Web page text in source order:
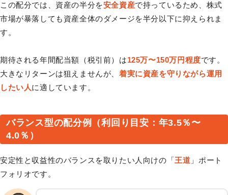
この配分では、資産の半分を安全資産で持っているため、株式
市場が暴落しても資産全体のダメージを半分以下に抑えられま
す。
期待される年間配当額（税引前）は125万〜150万円程度です。
大きなリターンは狙えませんが、 着実に資産を守りながら運用
したい人に適しています。
バランス型の配分例（利回り目安：年3.5％〜
4.0％）
安定性と収益性のバランスを取りたい人向けの「王道 」ポート
フォリオです。